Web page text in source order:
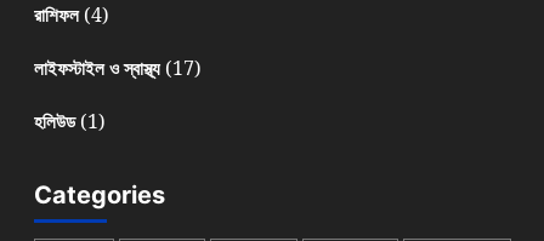
রাশিফল(4)
লাইফস্টাইল ও স্বাস্থ্য(17)
হলিউড(1)
Categories